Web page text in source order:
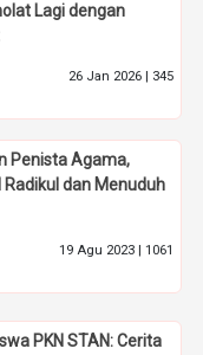
Lagi dengan
26 Jan 2026 | 345
Penista Agama,
dan Menuduh
19 Agu 2023 | 1061
PKN STAN: Cerita